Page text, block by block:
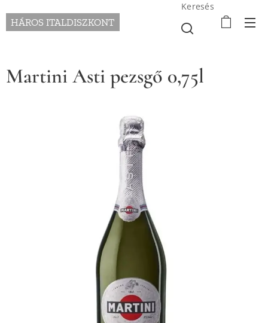
HÁROS ITALDISZKONT
Keresés
Martini Asti pezsgő 0,75l